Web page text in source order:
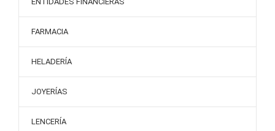
FARMACIA
HELADERÍA
JOYERÍAS
LENCERÍA